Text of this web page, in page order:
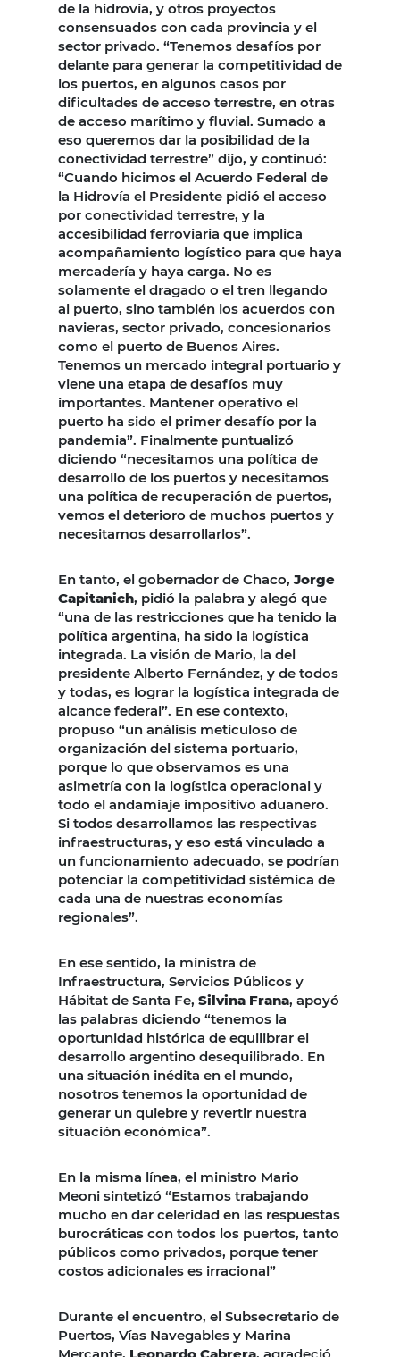
de la hidrovía, y otros proyectos
consensuados con cada provincia y el
sector privado. “Tenemos desafíos por
delante para generar la competitividad de
los puertos, en algunos casos por
dificultades de acceso terrestre, en otras
de acceso marítimo y fluvial. Sumado a
eso queremos dar la posibilidad de la
conectividad terrestre” dijo, y continuó:
“Cuando hicimos el Acuerdo Federal de
la Hidrovía el Presidente pidió el acceso
por conectividad terrestre, y la
accesibilidad ferroviaria que implica
acompañamiento logístico para que haya
mercadería y haya carga. No es
solamente el dragado o el tren llegando
al puerto, sino también los acuerdos con
navieras, sector privado, concesionarios
como el puerto de Buenos Aires.
Tenemos un mercado integral portuario y
viene una etapa de desafíos muy
importantes. Mantener operativo el
puerto ha sido el primer desafío por la
pandemia”. Finalmente puntualizó
diciendo “necesitamos una política de
desarrollo de los puertos y necesitamos
una política de recuperación de puertos,
vemos el deterioro de muchos puertos y
necesitamos desarrollarlos”.
En tanto, el gobernador de Chaco, Jorge
Capitanich, pidió la palabra y alegó que
“una de las restricciones que ha tenido la
política argentina, ha sido la logística
integrada. La visión de Mario, la del
presidente Alberto Fernández, y de todos
y todas, es lograr la logística integrada de
alcance federal”. En ese contexto,
propuso “un análisis meticuloso de
organización del sistema portuario,
porque lo que observamos es una
asimetría con la logística operacional y
todo el andamiaje impositivo aduanero.
Si todos desarrollamos las respectivas
infraestructuras, y eso está vinculado a
un funcionamiento adecuado, se podrían
potenciar la competitividad sistémica de
cada una de nuestras economías
regionales”.
En ese sentido, la ministra de
Infraestructura, Servicios Públicos y
Hábitat de Santa Fe, Silvina Frana, apoyó
las palabras diciendo “tenemos la
oportunidad histórica de equilibrar el
desarrollo argentino desequilibrado. En
una situación inédita en el mundo,
nosotros tenemos la oportunidad de
generar un quiebre y revertir nuestra
situación económica”.
En la misma línea, el ministro Mario
Meoni sintetizó “Estamos trabajando
mucho en dar celeridad en las respuestas
burocráticas con todos los puertos, tanto
públicos como privados, porque tener
costos adicionales es irracional”
Durante el encuentro, el Subsecretario de
Puertos, Vías Navegables y Marina